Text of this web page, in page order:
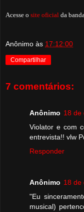
Acesse o site oficial da banda
Anônimo às 17:12:00
Compartilhar
7 comentários:
Anônimo 18 de
Violator e com
entrevista!! vlw
Responder
Anônimo 18 de
"Eu
musical)